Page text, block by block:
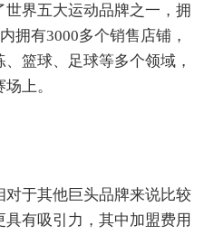
世界五大运动品牌之一，拥
拥有3000多个销售店铺，
篮球、足球等多个领域，
上。
对于其他巨头品牌来说比较
有吸引力，其中加盟费用